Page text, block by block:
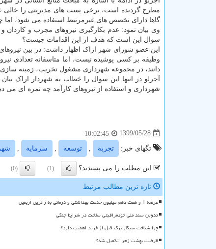
مطرح گردیده است، برخی پست های مدیریتی را خالی
گاها دارای تخصص های غیرمرتبط استفاده می شود،
وی بیان نمود: عدم بکارگیری نیروهای مجرب و
سوال این است که هدف از این اقدامات چیست؟
این عضو شورای شهر اراک اظهار داشت: در بین
وظیفه بر کسی پوشیده نیست، اما متاسفانه تعدادی
دانند، در مجموعه شهرداری مشغول تخریب، زمینه سازی
آجرلو در انتها این سوال را خطاب به شهردار اراک
شهرداری و استفاده از نیروهای کارآمد چه نمره ای می
1399/05/28
10:02:45
تگهای خبر: تجربه توسعه سرمایه
این مطلب را می پسندید؟ (1)
(0)
تازه ترین مطالب مرتبط
عرضه 1 و هفت دهم میلیون خدمت بهداشتی و درمانی به زائرین اربعین
تدوین سند ملی خودمراقبتی سلامت در شرایط جنگی
چرا شناخت سیگار برگ قبل از خرید اهمیت دارد؟
ظرفیت بهشت زهرا تکمیل شد؟